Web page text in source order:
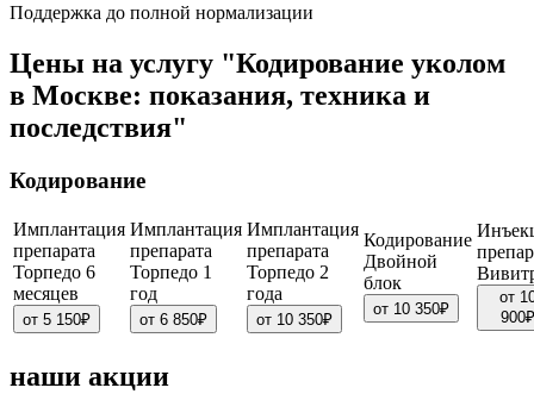
Поддержка до полной нормализации
Цены на услугу "Кодирование уколом
в Москве: показания, техника и
последствия"
Кодирование
Имплантация
препарата
Торпедо 6
месяцев
от 5 150₽
Имплантация
препарата
Торпедо 1
год
от 6 850₽
Имплантация
препарата
Торпедо 2
года
от 10 350₽
Кодирование
Двойной
блок
от 10 350₽
от
900₽
наши акции